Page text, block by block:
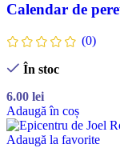
Calendar de
(0)
În stoc
6.00 lei
Adaugă în coș
Adaugă la favorite